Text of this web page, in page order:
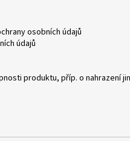
osobních údajů
údajů
produktu, příp. o nahrazení